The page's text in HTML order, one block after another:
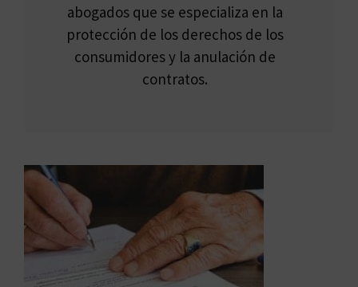
abogados que se especializa en la
protección de los derechos de los
consumidores y la anulación de
contratos.